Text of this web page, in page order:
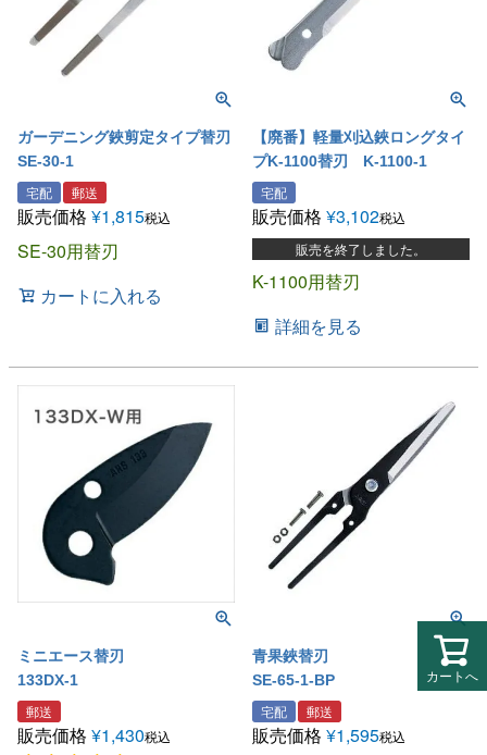
ガーデニング鋏剪定タイプ替刃
SE-30-1
宅配 郵送
販売価格 ¥1,815税込
SE-30用替刃
カートに入れる
【廃番】軽量刈込鋏ロングタイ
プK-1100替刃 K-1100-1
宅配
販売価格 ¥3,102税込
販売を終了しました。
K-1100用替刃
詳細を見る
ミニエース替刃
133DX-1
郵送
販売価格 ¥1,430税込
青果鋏替刃
SE-65-1-BP
宅配 郵送
販売価格 ¥1,595税込
カートへ